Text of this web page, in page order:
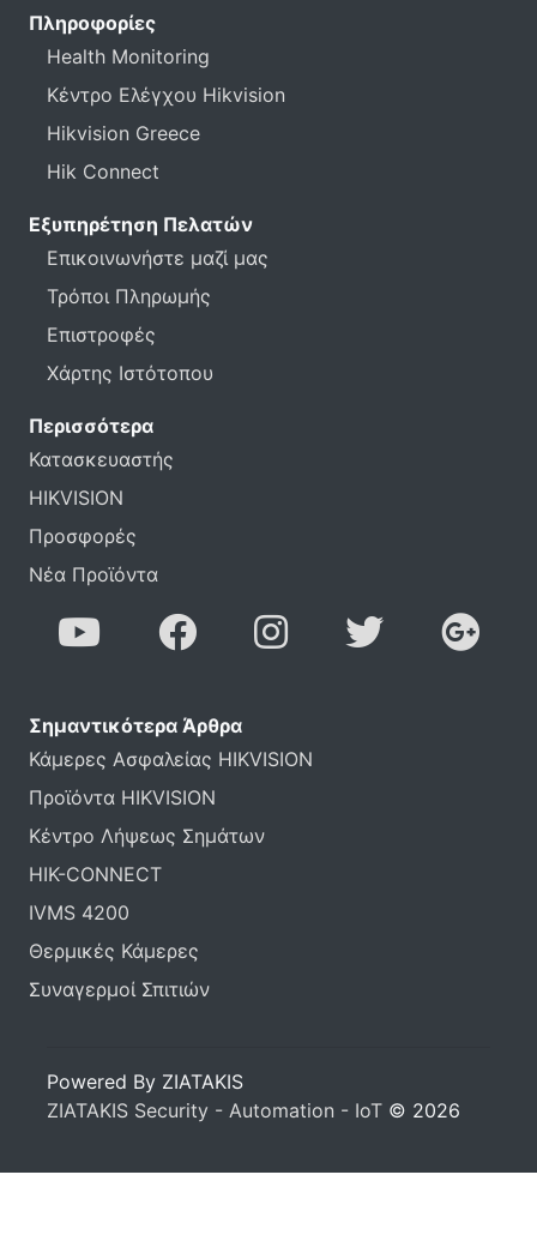
Πληροφορίες
Health Monitoring
Κέντρο Ελέγχου Hikvision
Hikvision Greece
Hik Connect
Εξυπηρέτηση Πελατών
Επικοινωνήστε μαζί μας
Τρόποι Πληρωμής
Επιστροφές
Χάρτης Ιστότοπου
Περισσότερα
Κατασκευαστής
HIKVISION
Προσφορές
Νέα Προϊόντα
Σημαντικότερα Άρθρα
Κάμερες Ασφαλείας HIKVISION
Προϊόντα HIKVISION
Κέντρο Λήψεως Σημάτων
HIK-CONNECT
IVMS 4200
Θερμικές Κάμερες
Συναγερμοί Σπιτιών
Powered By ZIATAKIS
ZIATAKIS Security - Automation - IoT © 2026